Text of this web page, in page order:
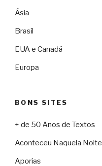
Ásia
Brasil
EUA e Canadá
Europa
BONS SITES
+ de 50 Anos de Textos
Aconteceu Naquela Noite
Aporias